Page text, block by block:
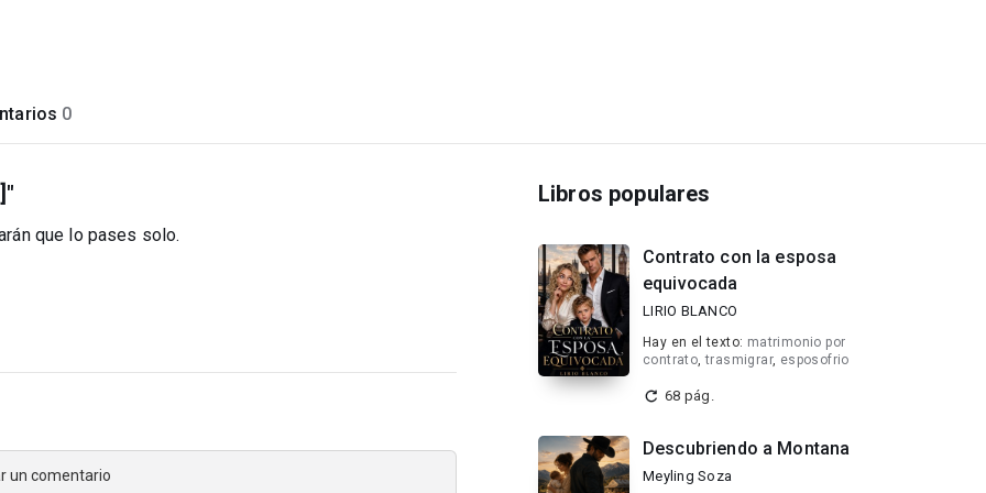
0
que lo pases solo.
un comentario
Libros populares
Contrato con la esposa
equivocada
LIRIO BLANCO
Hay en el texto: matrimonio por
contrato,trasmigrar, esposofrio
68 pág.
Descubriendo a Montana
Meyling Soza